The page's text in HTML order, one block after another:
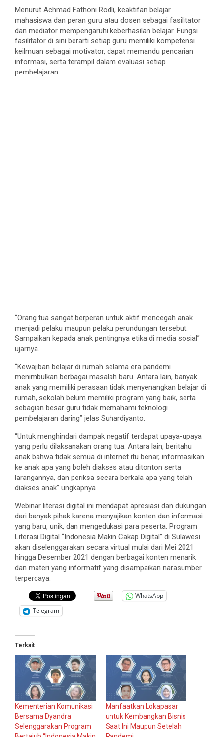
Menurut Achmad Fathoni Rodli, keaktifan belajar
mahasiswa dan peran guru atau dosen sebagai fasilitator
dan mediator mempengaruhi keberhasilan belajar. Fungsi
fasilitator di sini berarti setiap guru memiliki kompetensi
keilmuan sebagai motivator, dapat memandu pencarian
informasi, serta terampil dalam evaluasi setiap
pembelajaran.
“Orang tua sangat berperan untuk aktif mencegah anak
menjadi pelaku maupun pelaku perundungan tersebut.
Sampaikan kepada anak pentingnya etika di media sosial”
ujarnya.
“Kewajiban belajar di rumah selama era pandemi
menimbulkan berbagai masalah baru. Antara lain, banyak
anak yang memiliki perasaan tidak menyenangkan belajar di
rumah, sekolah belum memiliki program yang baik, serta
sebagian besar guru tidak memahami teknologi
pembelajaran daring” jelas Suhardiyanto.
“Untuk menghindari dampak negatif terdapat upaya-upaya
yang perlu dilaksanakan orang tua. Antara lain, beritahu
anak bahwa tidak semua di internet itu benar, informasikan
ke anak apa yang boleh diakses atau ditonton serta
larangannya, dan periksa secara berkala apa yang telah
diakses anak” ungkapnya
Webinar literasi digital ini mendapat apresiasi dan dukungan
dari banyak pihak karena menyajikan konten dan informasi
yang baru, unik, dan mengedukasi para peserta. Program
Literasi Digital “Indonesia Makin Cakap Digital” di Sulawesi
akan diselenggarakan secara virtual mulai dari Mei 2021
hingga Desember 2021 dengan berbagai konten menarik
dan materi yang informatif yang disampaikan narasumber
terpercaya.
WhatsApp
Telegram
Terkait
Kementerian Komunikasi
Bersama Dyandra
Selenggarakan Program
Manfaatkan Lokapasar
untuk Kembangkan Bisnis
Saat Ini Maupun Setelah